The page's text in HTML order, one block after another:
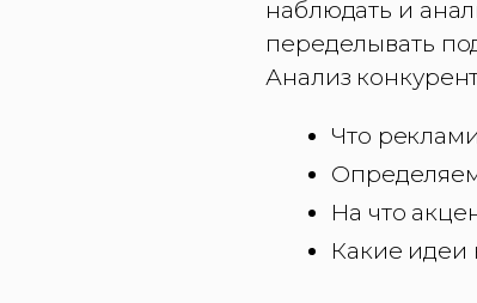
наблюдать и
переделывать
Анализ
Что
На что
Какие идеи